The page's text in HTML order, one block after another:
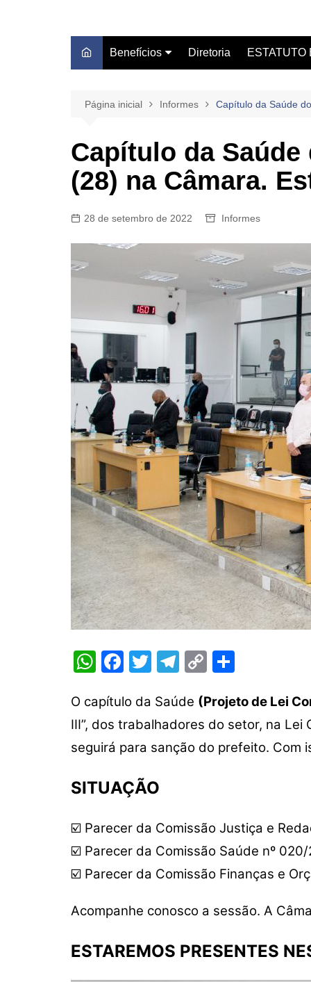
Benefícios
Blue Beach Thermas Park
Centro Médico Clube DS
Centro Universitário
Unifacvest
Farmácia de Manipulação
GBOEX – Previdência e
Seguros
Instituto Catch
Jurídico
Mafisa Turismo
Mogidonto
New Saúde Leader
Óticas Carol
Planos de Saúde
Seguro de Vida
Diretoria ESTATUTO
Leis/Servidor
Página inicial Informes Capítulo da Saúde
Capítulo da
(28) na Câmara.
28 de setembro de 2022 Informes
W
at
s
A
p
F
c
e
b
o
T
itt
er
T
e
gr
a
C
p
y
Li
ar
e
O capítulo da Saúde (Projeto de Lei
III”, dos trabalhadores do setor, na
seguirá para sanção do prefeito. Com
SITUAÇÃO
☑️ Parecer da Comissão Justiça e
☑️ Parecer da Comissão Saúde nº 020/
☑️ Parecer da Comissão Finanças e
Acompanhe conosco a sessão. A
ESTAREMOS PRESENTES